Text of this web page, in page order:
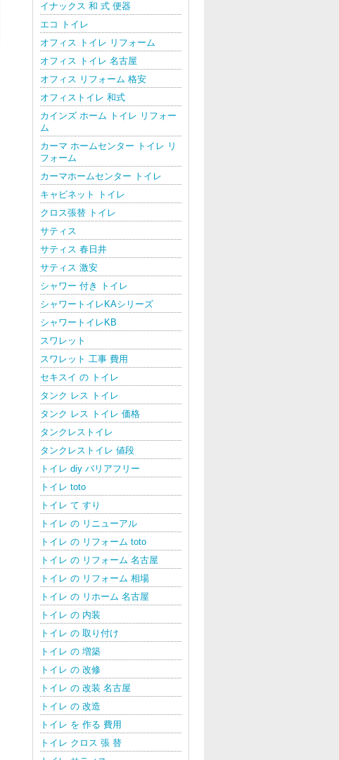
イナックス 和 式 便器
エコ トイレ
オフィス トイレ リフォーム
オフィス トイレ 名古屋
オフィス リフォーム 格安
オフィストイレ 和式
カインズ ホーム トイレ リフォー
ム
カーマ ホームセンター トイレ リ
フォーム
カーマホームセンター トイレ
キャビネット トイレ
クロス張替 トイレ
サティス
サティス 春日井
サティス 激安
シャワー 付き トイレ
シャワートイレKAシリーズ
シャワートイレKB
スワレット
スワレット 工事 費用
セキスイ の トイレ
タンク レス トイレ
タンク レス トイレ 価格
タンクレストイレ
タンクレストイレ 値段
トイレ diy バリアフリー
トイレ toto
トイレ て すり
トイレ の リニューアル
トイレ の リフォーム toto
トイレ の リフォーム 名古屋
トイレ の リフォーム 相場
トイレ の リホーム 名古屋
トイレ の 内装
トイレ の 取り付け
トイレ の 増築
トイレ の 改修
トイレ の 改装 名古屋
トイレ の 改造
トイレ を 作る 費用
トイレ クロス 張 替